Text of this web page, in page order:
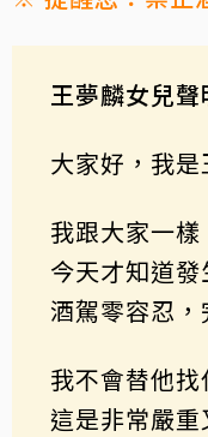
王夢麟女兒
大家好，我是
我跟大家一樣
今天才知道發
酒駕零容忍，
我不會替他找
這是非常嚴重